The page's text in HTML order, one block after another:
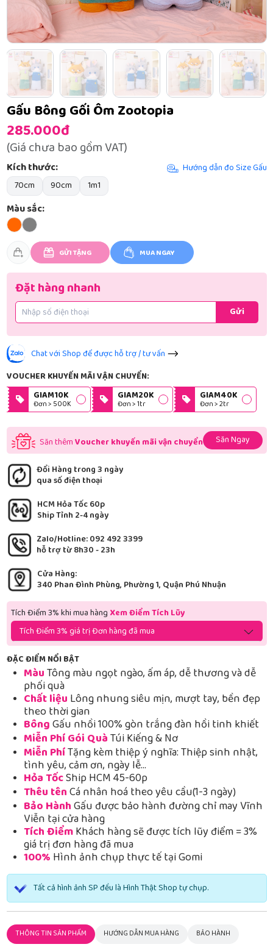
Gấu Bông Gối Ôm Zootopia
285.000đ
(Giá chưa bao gồm VAT)
Kích thước:
Hướng dẫn đo Size Gấu
70cm
90cm 1m1
Màu sắc:
GỬI TẶNG MUA NGAY
Đặt hàng nhanh
Gửi
Chat với Shop để được hỗ trợ / tư vấn
VOUCHER KHUYẾN MÃI VẬN CHUYỂN:
GIAM10K
Đơn > 500K
GIAM20K
Đơn > 1tr
GIAM40K
Đơn > 2tr
Săn thêmVoucher khuyến mãi vận chuyển Săn Ngay
Đổi Hàng trong 3 ngày
qua số điện thoại
HCM Hỏa Tốc 60p
Ship Tỉnh 2-4 ngày
Zalo/Hotline: 092 492 3399
hỗ trợ từ 8h30 - 23h
Cửa Hàng:
340 Phan Đình Phùng, Phường 1, Quận Phú Nhuận
Tích Điểm 3% khi mua hàng Xem Điểm Tích Lũy
Tích Điểm 3% giá trị Đơn hàng đã mua
ĐẶC ĐIỂM NỔI BẬT
MàuTông màu ngọt ngào, ấm áp, dễ thương và dễ
phối quà
Chất liệu Lông nhung siêu mịn, mượt tay, bền đẹp
theo thời gian
BôngGấu nhồi 100% gòn trắng đàn hồi tinh khiết
Miễn Phí Gói QuàTúi Kiếng & Nơ
Miễn PhíTặng kèm thiệp ý nghĩa: Thiệp sinh nhật,
tình yêu, cảm ơn, ngày lễ…
Hỏa TốcShip HCM 45-60p
Thêu tênCá nhân hoá theo yêu cầu(1-3 ngày)
Bảo HànhGấu được bảo hành đường chỉ may Vĩnh
Viễn tại cửa hàng
Tích ĐiểmKhách hàng sẽ được tích lũy điểm = 3%
giá trị đơn hàng đã mua
100% Hình ảnh chụp thực tế tại Gomi
Tất cả hình ảnh SP đều là Hình Thật Shop tự chụp.
THÔNG TIN SẢN PHẨM HƯỚNG DẪN MUA HÀNG BẢO HÀNH